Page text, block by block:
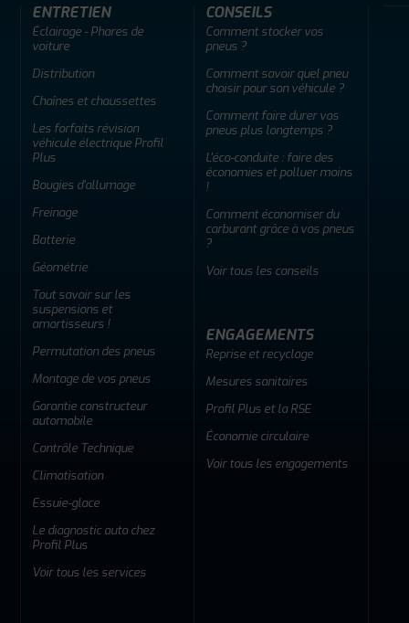
ENTRETIEN
Éclairage - Phares de
voiture
Distribution
Chaînes et chaussettes
Les forfaits révision
véhicule électrique Profil
Plus
Bougies d'allumage
Freinage
Batterie
Géométrie
Tout savoir sur les
suspensions et
amortisseurs !
Permutation des pneus
Montage de vos pneus
Garantie constructeur
automobile
Contrôle Technique
Climatisation
Essuie-glace
Le diagnostic auto chez
Profil Plus
Voir tous les services
CONSEILS
Comment stocker vos
pneus ?
Comment savoir quel pneu
choisir pour son véhicule ?
Comment faire durer vos
pneus plus longtemps ?
L'éco-conduite : faire des
économies et polluer moins
!
Comment économiser du
carburant grâce à vos pneus
?
Voir tous les conseils
ENGAGEMENTS
Reprise et recyclage
Mesures sanitaires
Profil Plus et la RSE
Économie circulaire
Voir tous les engagements